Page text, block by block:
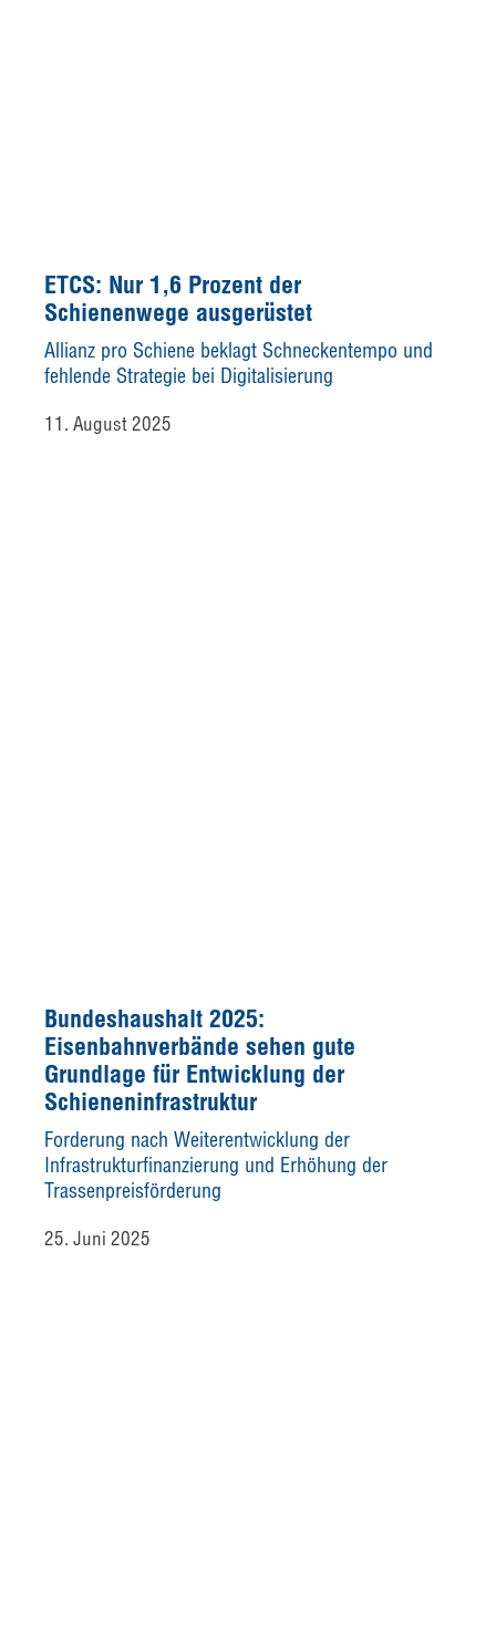
ETCS: Nur 1,6 Prozent der
Schienenwege ausgerüstet
Allianz pro Schiene beklagt Schneckentempo und
fehlende Strategie bei Digitalisierung
11. August 2025
Bundeshaushalt 2025:
Eisenbahnverbände sehen gute
Grundlage für Entwicklung der
Schieneninfrastruktur
Forderung nach Weiterentwicklung der
Infrastrukturfinanzierung und Erhöhung der
Trassenpreisförderung
25. Juni 2025